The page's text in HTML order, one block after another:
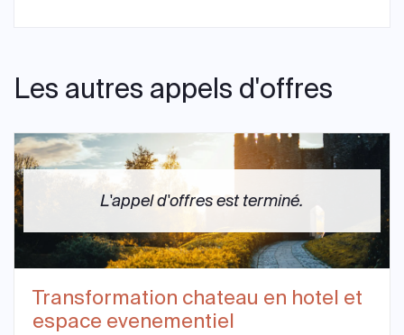
Les autres appels d'offres
L'appel d'offres est terminé.
Transformation chateau en hotel et
espace evenementiel